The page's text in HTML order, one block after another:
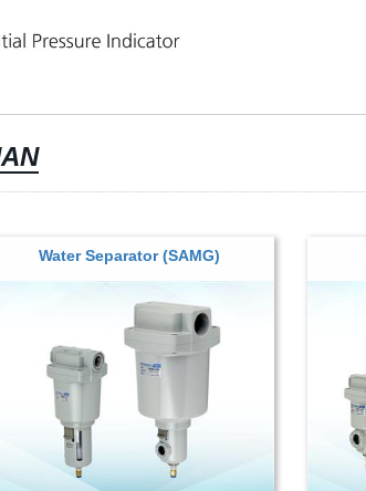
Water Separator (SAMG)